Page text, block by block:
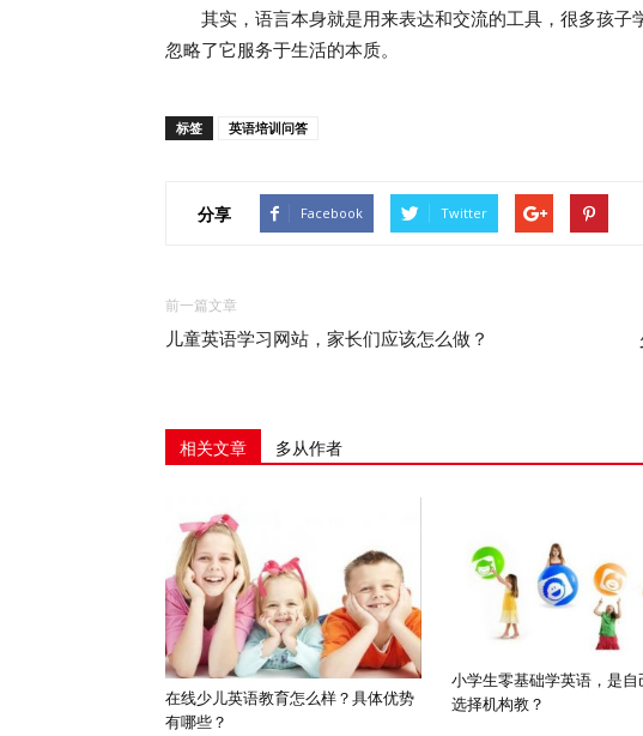
其实，语言本身就是用来表达和交流的工具，很多孩子
忽略了它服务于生活的本质。
标签 英语培训问答
分享 Facebook Twitter
前一篇文章
儿童英语学习网站，家长们应该怎么做？
相关文章 多从作者
在线少儿英语教育怎么样？具体优势
有哪些？
小学生零基础学英语，是自
选择机构教？